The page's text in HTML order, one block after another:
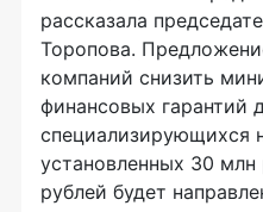
рассказала
Торопова.
компаний снизить
финансовых гарантий
специализирующихся
установленных 30
рублей будет